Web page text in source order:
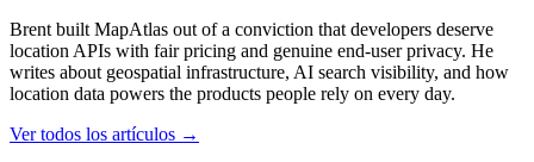
Brent built MapAtlas out of a conviction that developers deserve
location APIs with fair pricing and genuine end-user privacy. He
writes about geospatial infrastructure, AI search visibility, and how
location data powers the products people rely on every day.
Ver todos los artículos →